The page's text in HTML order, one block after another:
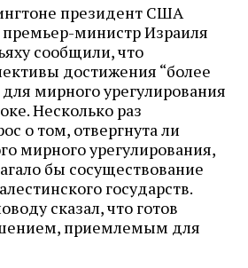
президент США
министр Израиля
сообщили, что
достижения “более
мирного урегулирования
Несколько раз
о том, отвергнута ли
мирного урегулирования,
бы сосуществование
государств.
сказал, что готов
приемлемым для